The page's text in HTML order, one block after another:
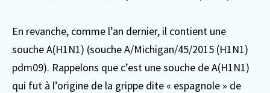
En revanche, comme l’an dernier, il contient une
souche A(H1N1) (souche A/Michigan/45/2015 (H1N1)
pdm09). Rappelons que c’est une souche de A(H1N1)
qui fut à l’origine de la grippe dite « espagnole » de